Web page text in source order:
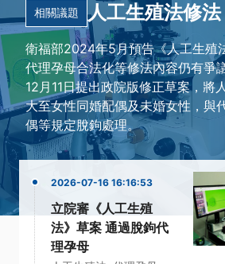
相關議題 人工生殖法修法
衛福部2024年5月預告《人工生殖
代理孕母合法化等修法內容仍有爭
12月11日提出政院版修正草案，將
大至女性同婚配偶及未婚女性，與
偶等規定脫鉤處理。
2026-07-16 16:16:53
立院審《人工生殖
法》草案 通過脫鉤代
理孕母